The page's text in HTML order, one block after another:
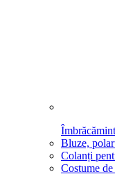
Bluze,
Colanți
Costume